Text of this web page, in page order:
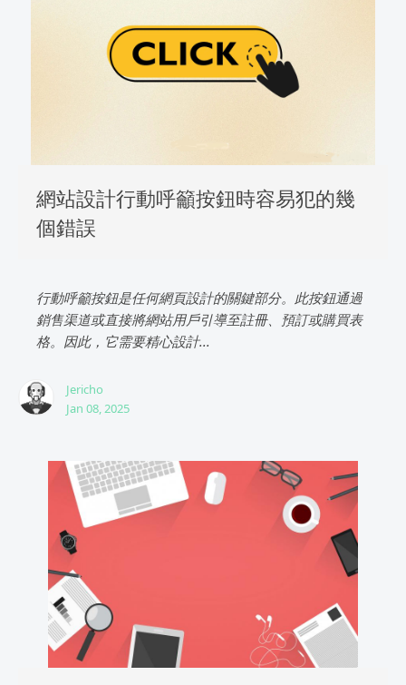
網站設計行動呼籲按鈕時容易犯的幾
個錯誤
行動呼籲按鈕是任何網頁設計的關鍵部分。此按鈕通過
銷售渠道或直接將網站用戶引導至註冊、預訂或購買表
格。因此，它需要精心設計...
Jericho
Jan 08, 2025